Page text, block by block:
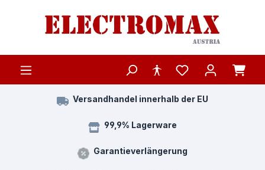
Zum Hauptinhalt springen
Versandhandel innerhalb der EU
99,9% Lagerware
Garantieverlängerung